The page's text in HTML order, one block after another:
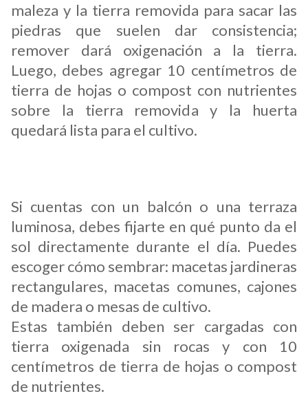
maleza y la tierra removida para sacar las
piedras que suelen dar consistencia;
remover dará oxigenación a la tierra.
Luego, debes agregar 10 centímetros de
tierra de hojas o compost con nutrientes
sobre la tierra removida y la huerta
quedará lista para el cultivo.
Si cuentas con un balcón o una terraza
luminosa, debes fijarte en qué punto da el
sol directamente durante el día. Puedes
escoger cómo sembrar: macetas jardineras
rectangulares, macetas comunes, cajones
de madera o mesas de cultivo.
Estas también deben ser cargadas con
tierra oxigenada sin rocas y con 10
centímetros de tierra de hojas o compost
de nutrientes.